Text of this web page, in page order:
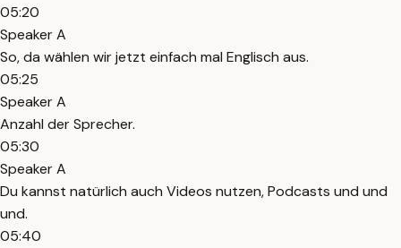
05:20
Speaker A
So, da wählen wir jetzt einfach mal Englisch aus.
05:25
Speaker A
Anzahl der Sprecher.
05:30
Speaker A
Du kannst natürlich auch Videos nutzen, Podcasts und und
und.
05:40